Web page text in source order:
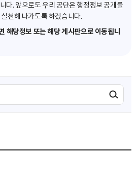
다. 앞으로도 우리 공단은 행정정보 공개를
천해 나가도록 하겠습니다.
해당정보 또는 해당 게시판으로 이동됩니
검색실행